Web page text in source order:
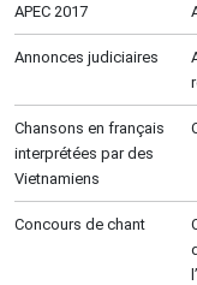
APEC 2017
Annonces judiciaires
Chansons en français
interprétées par des
Vietnamiens
Concours de chant